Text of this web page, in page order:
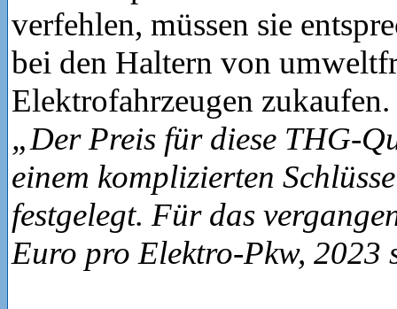
verfehlen, müssen sie
bei den Haltern von
Elektrofahrzeugen
„Der Preis für diese THG-
einem komplizierten
festgelegt. Für das
Euro pro Elektro-Pkw, 2023